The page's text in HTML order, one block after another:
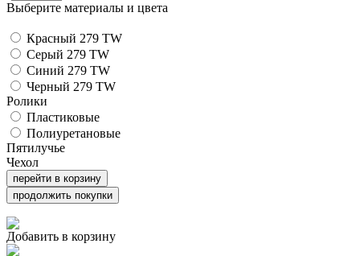
Выберите материалы и цвета
Красный 279 TW
Серый 279 TW
Синий 279 TW
Черный 279 TW
Ролики
Пластиковые
Полиуретановые
Пятилучье
Чехол
перейти в корзину
продолжить покупки
Добавить в корзину